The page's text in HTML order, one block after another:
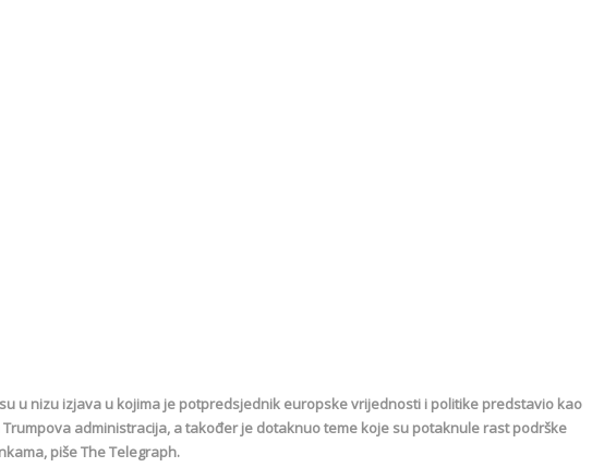
u nizu izjava u kojima je potpredsjednik europske vrijednosti i politike predstavio kao
administracija, a također je dotaknuo teme koje su potaknule rast podrške
piše The Telegraph.